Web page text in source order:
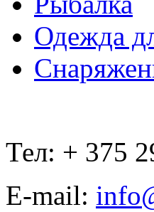
Одежда
Тел: + 375
E-mail: